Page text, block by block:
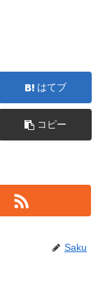
はてブ
コピー
Saku